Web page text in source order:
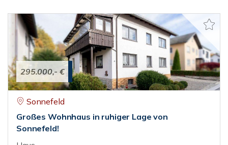
295.000,- €
Sonnefeld
Großes Wohnhaus in ruhiger Lage von
Sonnefeld!